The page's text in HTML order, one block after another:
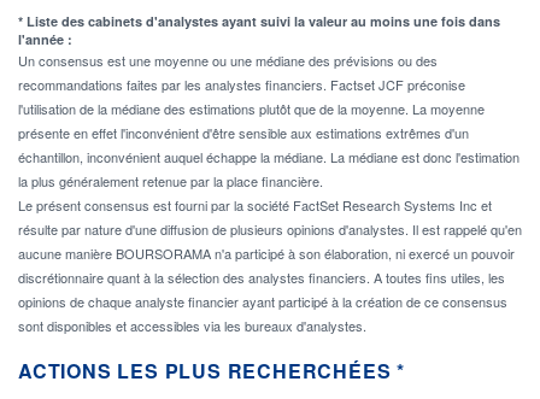
* Liste des cabinets d'analystes ayant suivi la valeur au moins une fois dans
l'année :
Un consensus est une moyenne ou une médiane des prévisions ou des
recommandations faites par les analystes financiers. Factset JCF préconise
l'utilisation de la médiane des estimations plutôt que de la moyenne. La moyenne
présente en effet l'inconvénient d'être sensible aux estimations extrêmes d'un
échantillon, inconvénient auquel échappe la médiane. La médiane est donc l'estimation
la plus généralement retenue par la place financière.
Le présent consensus est fourni par la société FactSet Research Systems Inc et
résulte par nature d'une diffusion de plusieurs opinions d'analystes. Il est rappelé qu'en
aucune manière BOURSORAMA n'a participé à son élaboration, ni exercé un pouvoir
discrétionnaire quant à la sélection des analystes financiers. A toutes fins utiles, les
opinions de chaque analyste financier ayant participé à la création de ce consensus
sont disponibles et accessibles via les bureaux d'analystes.
ACTIONS LES PLUS RECHERCHÉES *